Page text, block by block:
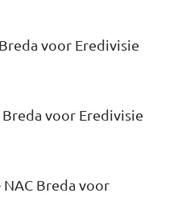
voor Eredivisie
Breda voor Eredivisie
NAC Breda voor